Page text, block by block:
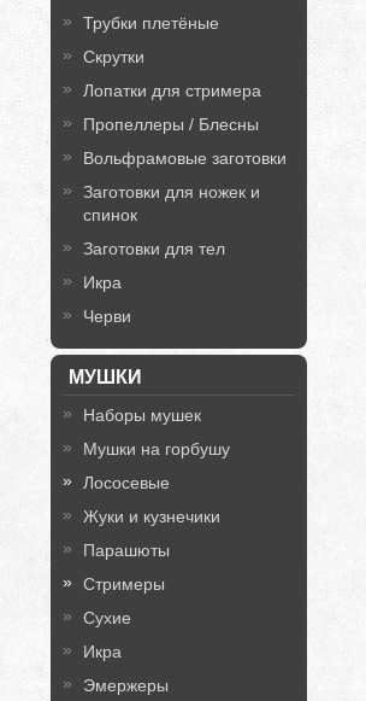
Трубки плетёные
Скрутки
Лопатки для стримера
Пропеллеры / Блесны
Вольфрамовые заготовки
Заготовки для ножек и
спинок
Заготовки для тел
Икра
Черви
МУШКИ
Наборы мушек
Мушки на горбушу
Лососевые
Жуки и кузнечики
Парашюты
Стримеры
Сухие
Икра
Эмержеры